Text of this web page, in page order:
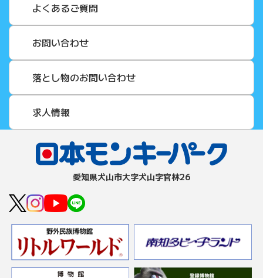
よくあるご質問
お問い合わせ
落とし物のお問い合わせ
求人情報
愛知県⽝⼭市⼤字⽝⼭字官林26